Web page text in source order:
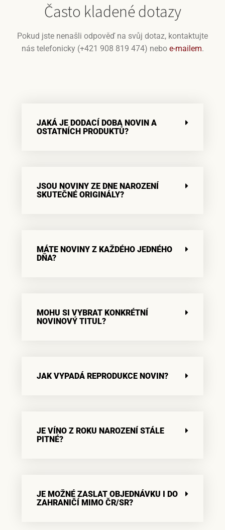
Často kladené dotazy
Pokud jste nenašli odpověď na svůj dotaz, kontaktujte
nás telefonicky (+421 908 819 474) nebo e-mailem.
JAKÁ JE DODACÍ DOBA NOVIN A
OSTATNÍCH PRODUKTŮ?
JSOU NOVINY ZE DNE NAROZENÍ
SKUTEČNÉ ORIGINÁLY?
MÁTE NOVINY Z KAŽDÉHO JEDNÉHO
DŇA?
MOHU SI VYBRAT KONKRÉTNÍ
NOVINOVÝ TITUL?
JAK VYPADÁ REPRODUKCE NOVIN?
JE VÍNO Z ROKU NAROZENÍ STÁLE
PITNÉ?
JE MOŽNÉ ZASLAT OBJEDNÁVKU I DO
ZAHRANIČÍ MIMO ČR/SR?